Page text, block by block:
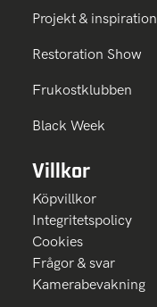
Projekt & inspiration
Restoration Show
Frukostklubben
Black Week
Villkor
Köpvillkor
Integritetspolicy
Cookies
Frågor & svar
Kamerabevakning